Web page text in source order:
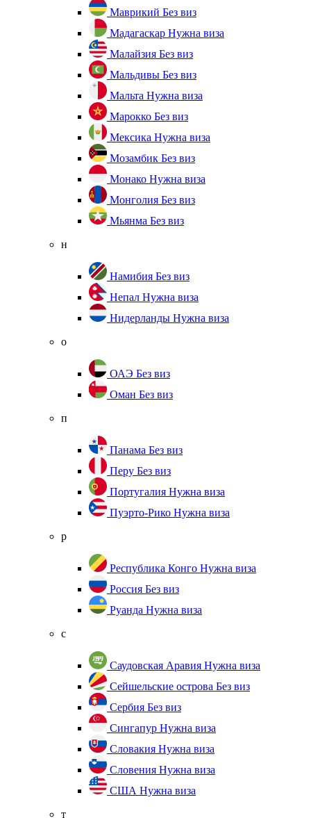
Маврикий Без виз
Мадагаскар Нужна виза
Малайзия Без виз
Мальдивы Без виз
Мальта Нужна виза
Марокко Без виз
Мексика Нужна виза
Мозамбик Без виз
Монако Нужна виза
Монголия Без виз
Мьянма Без виз
н
Намибия Без виз
Непал Нужна виза
Нидерланды Нужна виза
о
ОАЭ Без виз
Оман Без виз
п
Панама Без виз
Перу Без виз
Португалия Нужна виза
Пуэрто-Рико Нужна виза
р
Республика Конго Нужна виза
Россия Без виз
Руанда Нужна виза
с
Саудовская Аравия Нужна виза
Сейшельские острова Без виз
Сербия Без виз
Сингапур Нужна виза
Словакия Нужна виза
Словения Нужна виза
США Нужна виза
т